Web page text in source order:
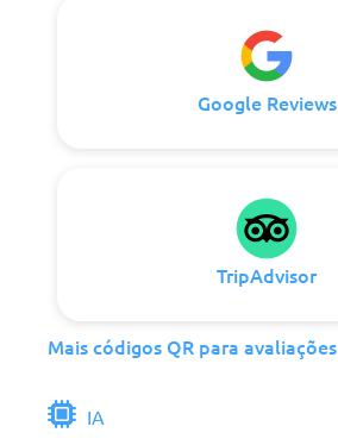
Google Reviews
TripAdvisor
Mais códigos QR para avaliações
IA